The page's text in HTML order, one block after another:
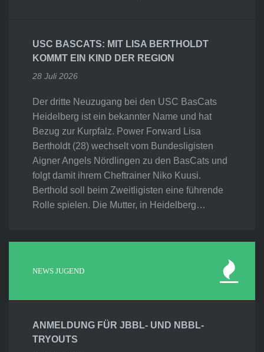
USC BASCATS: MIT LISA BERTHOLDT
KOMMT EIN KIND DER REGION
28 Juli 2026
Der dritte Neuzugang bei den USC BasCats
Heidelberg ist ein bekannter Name und hat
Bezug zur Kurpfalz. Power Forward Lisa
Bertholdt (28) wechselt vom Bundesligisten
Aigner Angels Nördlingen zu den BasCats und
folgt damit ihrem Cheftrainer Niko Kuusi.
Berthold soll beim Zweitligisten eine führende
Rolle spielen. Die Mutter, in Heidelberg…
NEWS JUGEND
ANMELDUNG FÜR JBBL- UND NBBL-
TRYOUTS